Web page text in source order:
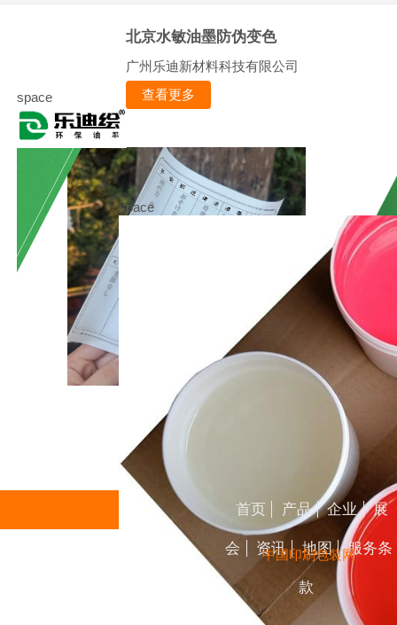
space
北京水敏油墨防伪变色
广州乐迪新材料科技有限公司
查看更多
space
首页 产品 企业 展
会 资讯 地图 服务条
款
中国印刷包装网